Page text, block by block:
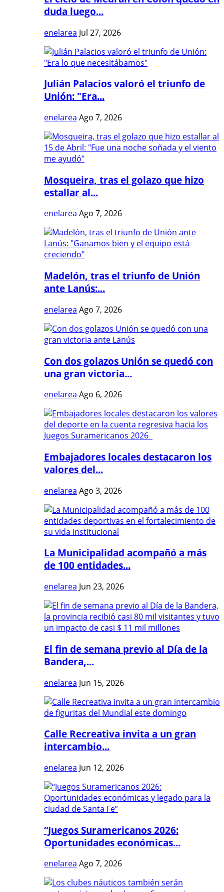
duda luego...
enelarea Jul 27, 2026
Julián Palacios valoró el triunfo de
Unión: "Era...
enelarea Ago 7, 2026
Mosqueira, tras el golazo que hizo
estallar al...
enelarea Ago 7, 2026
Madelón, tras el triunfo de Unión
ante Lanús:...
enelarea Ago 7, 2026
Con dos golazos Unión se quedó con
una gran victoria...
enelarea Ago 6, 2026
Embajadores locales destacaron los
valores del...
enelarea Ago 3, 2026
La Municipalidad acompañó a más
de 100 entidades...
enelarea Jun 23, 2026
El fin de semana previo al Día de la
Bandera,...
enelarea Jun 15, 2026
Calle Recreativa invita a un gran
intercambio...
enelarea Jun 12, 2026
“Juegos Suramericanos 2026:
Oportunidades económicas...
enelarea Ago 7, 2026